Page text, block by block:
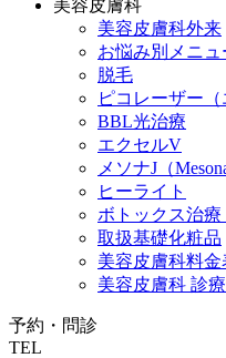
美容皮膚科
美容皮膚科外来
お悩み別メニュ
脱毛
ピコレーザー（
BBL光治療
エクセルV
メソナJ（
ヒーライト
ボトックス治
取扱基礎化粧品
美容皮膚科料金
美容皮膚科 診
予約・問診
TEL